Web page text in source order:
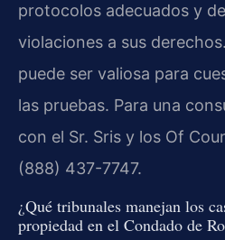
protocolos adecuados y
violaciones a sus
puede ser valiosa para
las pruebas. Para una
con el Sr. Sris y los Of
(888) 437-7747.
¿Qué tribunales manejan los
propiedad en el Condado de